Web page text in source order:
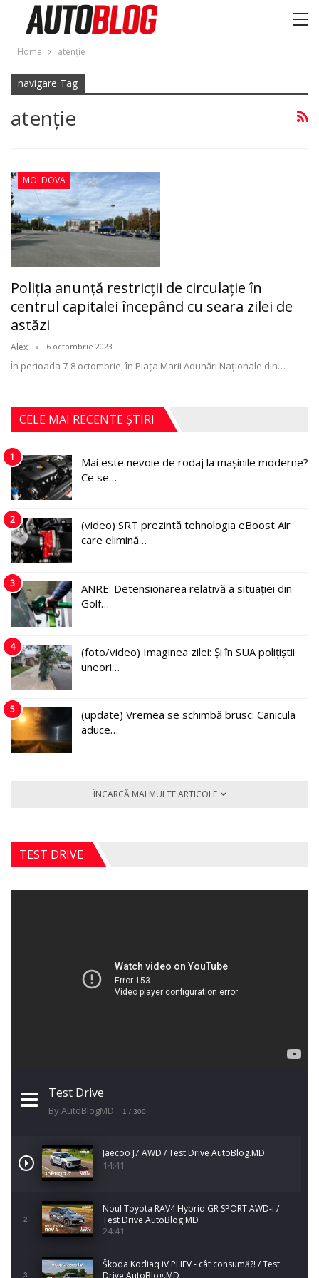
Home atenţie
navigare Tag
atenţie
MOLDOVA
Poliţia anunță restricții de circulaţie în
centrul capitalei începând cu seara zilei de
astăzi
Alex 6 octombrie 2023
În perioada 7-8 octombrie, în Piața Marii Adunări Naționale din…
CELE MAI RECENTE ȘTIRI
1
Mai este nevoie de rodaj la mașinile moderne?
Ce se…
2
(video) SRT prezintă tehnologia eBoost Air
care elimină…
3
ANRE: Detensionarea relativă a situației din
Golf…
4
(foto/video) Imaginea zilei: Și în SUA polițiștii
uneori…
5
(update) Vremea se schimbă brusc: Canicula
aduce…
ÎNCARCĂ MAI MULTE ARTICOLE
TEST DRIVE
Test Drive
By AutoBlogMD 1 / 300
Jaecoo J7 AWD / Test Drive AutoBlog.MD
14:41
2
Noul Toyota RAV4 Hybrid GR SPORT AWD-i /
Test Drive AutoBlog.MD
24:41
3
Škoda Kodiaq iV PHEV - cât consumă?! / Test
Drive AutoBlog.MD